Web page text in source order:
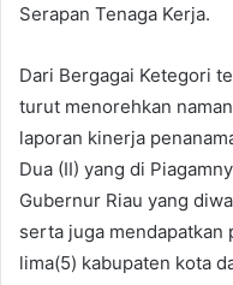
Serapan Tenaga Kerja.
Dari Bergagai Ketegori
turut menorehkan
laporan kinerja
Dua (II) yang di
Gubernur Riau yang
serta juga mendapatkan
lima(5) kabupaten kota